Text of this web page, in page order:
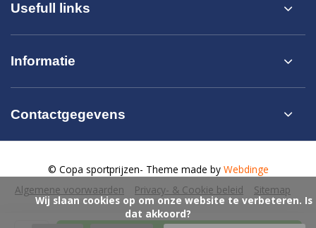
Usefull links
Informatie
Contactgegevens
Algemene voorwaarden Privacy- & Cookie beleid Sitemap
© Copa sportprijzen- Theme made by Webdinge
            Wij slaan cookies op om onze website te verbeteren. Is
dat akkoord?